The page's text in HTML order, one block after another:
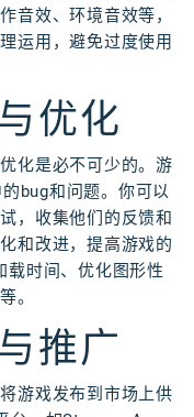
音效、环境音效等，
运用，避免过度使用
优化
化是必不可少的。游
bug和问题。你可以
，收集他们的反馈和
和改进，提高游戏的
载时间、优化图形性
。
推广
游戏发布到市场上供